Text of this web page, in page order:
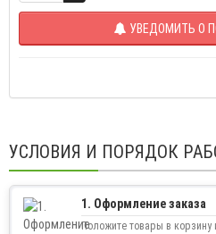
УВЕДОМИТЬ О
УСЛОВИЯ И ПОРЯДОК
1. Оформление заказа
Положите товары в